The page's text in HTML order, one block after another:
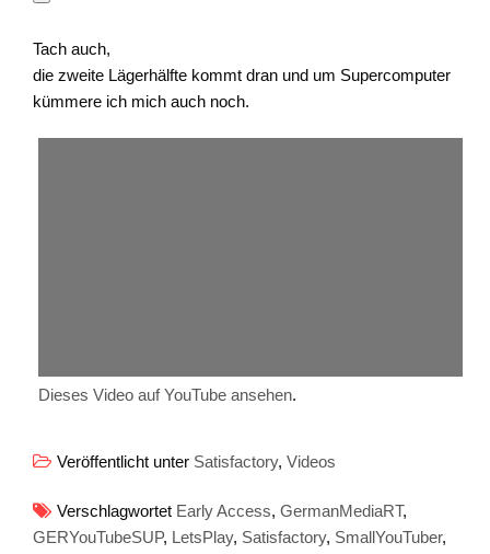
Tach auch,
die zweite Lägerhälfte kommt dran und um Supercomputer
kümmere ich mich auch noch.
Dieses Video auf YouTube ansehen.
Veröffentlicht unter Satisfactory, Videos
Verschlagwortet Early Access, GermanMediaRT,
GERYouTubeSUP, LetsPlay, Satisfactory, SmallYouTuber,